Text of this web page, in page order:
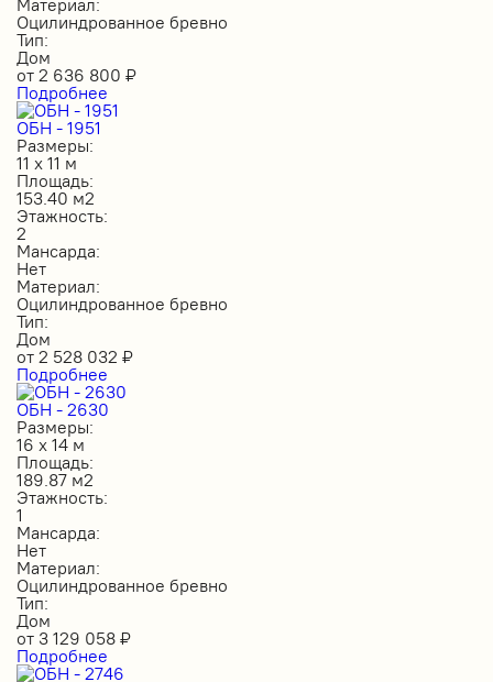
Оцилиндрованное бревно
Тип:
Дом
от 2 636 800 ₽
Подробнее
ОБН - 1951
Размеры:
11 х 11 м
Площадь:
153.40 м2
Этажность:
2
Мансарда:
Нет
Материал:
Оцилиндрованное бревно
Тип:
Дом
от 2 528 032 ₽
Подробнее
ОБН - 2630
Размеры:
16 х 14 м
Площадь:
189.87 м2
Этажность:
1
Мансарда:
Нет
Материал:
Оцилиндрованное бревно
Тип:
Дом
от 3 129 058 ₽
Подробнее